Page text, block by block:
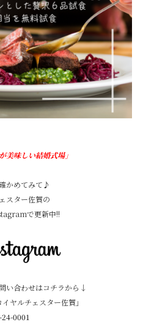
美味しい結婚式場」
かめてみて♪
スター佐賀の
で更新中!!
い合わせはコチラから↓
ヤルチェスター佐賀」
0001